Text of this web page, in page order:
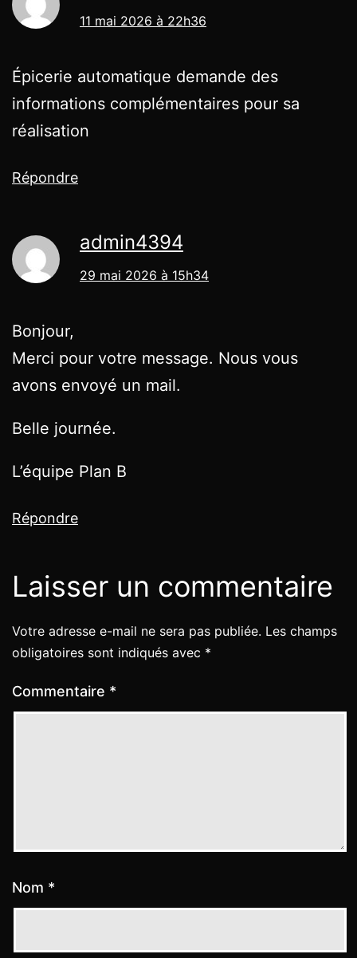
11 mai 2026 à 22h36
Épicerie automatique demande des
informations complémentaires pour sa
réalisation
Répondre
admin4394
29 mai 2026 à 15h34
Bonjour,
Merci pour votre message. Nous vous
avons envoyé un mail.
Belle journée.
L’équipe Plan B
Répondre
Laisser un commentaire
Votre adresse e-mail ne sera pas publiée. Les champs
obligatoires sont indiqués avec *
Commentaire *
Nom *